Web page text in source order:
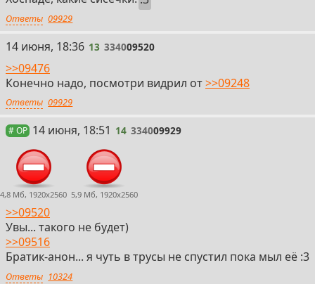
Ответы 09929
13
14 июня, 18:36 13 334009520
>>09476
Конечно надо, посмотри видрил от>>09248
Ответы 09929
# OP 14
14 июня, 18:51 14 334009929
4,8 Мб, 1920x2560 5,9 Мб, 1920x2560
>>09520
Увы... такого не будет)
>>09516
Братик-анон... я чуть в трусы не спустил пока мыл её :3
Ответы 10324